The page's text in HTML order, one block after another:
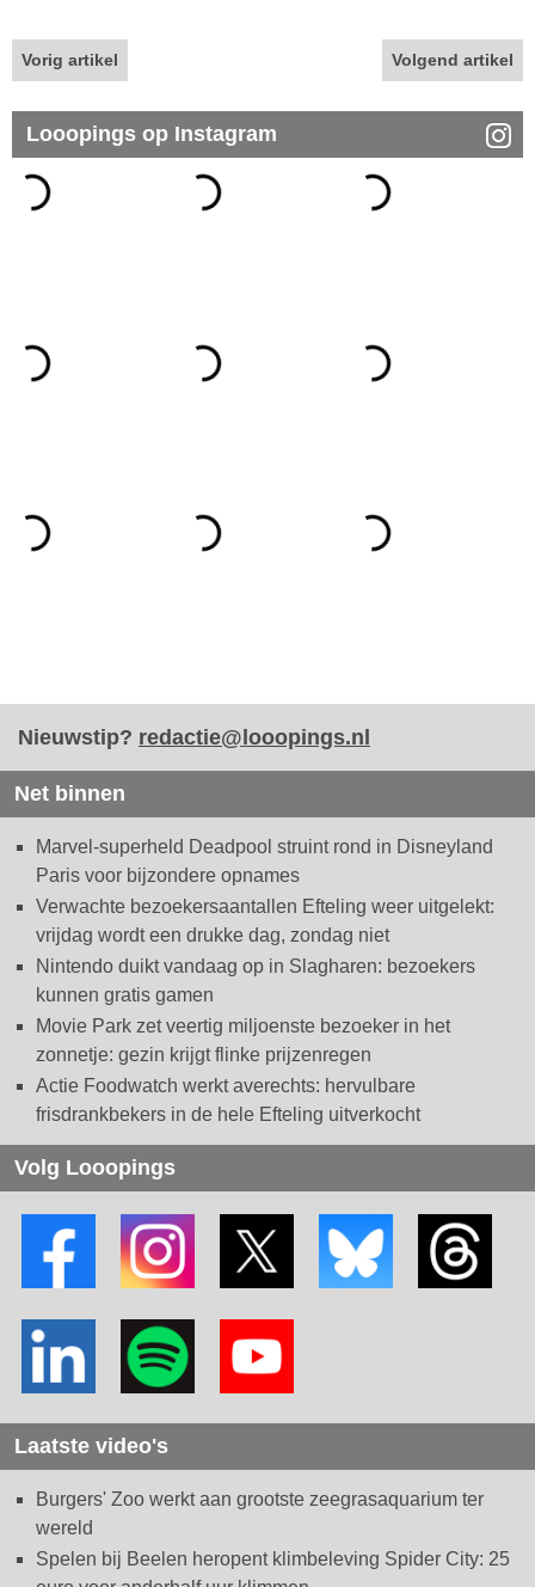
Vorig artikel Volgend artikel
Looopings op Instagram
Nieuwstip? redactie@looopings.nl
Net binnen
Marvel-superheld Deadpool struint rond in Disneyland
Paris voor bijzondere opnames
Verwachte bezoekersaantallen Efteling weer uitgelekt:
vrijdag wordt een drukke dag, zondag niet
Nintendo duikt vandaag op in Slagharen: bezoekers
kunnen gratis gamen
Movie Park zet veertig miljoenste bezoeker in het
zonnetje: gezin krijgt flinke prijzenregen
Actie Foodwatch werkt averechts: hervulbare
frisdrankbekers in de hele Efteling uitverkocht
Volg Looopings
Laatste video's
Burgers' Zoo werkt aan grootste zeegrasaquarium ter
wereld
Spelen bij Beelen heropent klimbeleving Spider City: 25